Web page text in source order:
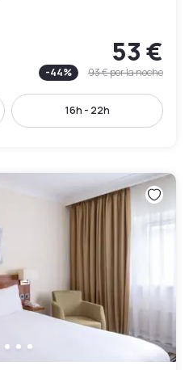
53 €
-44% 93 €por la noche
16h - 22h